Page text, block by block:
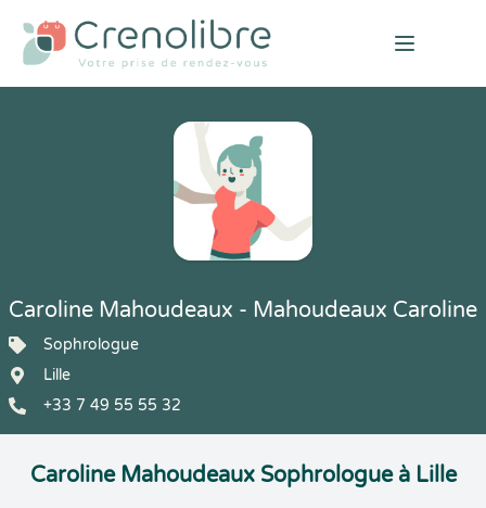
Open
Caroline Mahoudeaux - Mahoudeaux Caroline
Sophrologue
Lille
+33 7 49 55 55 32
Caroline Mahoudeaux Sophrologue à Lille